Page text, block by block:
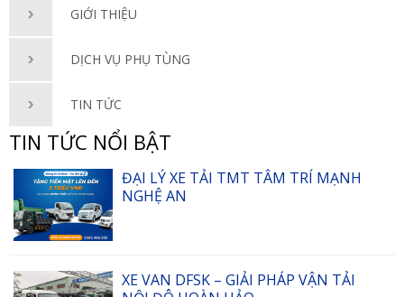
GIỚI THIỆU
DỊCH VỤ PHỤ TÙNG
TIN TỨC
TIN TỨC NỔI BẬT
ĐẠI LÝ XE TẢI TMT TÂM TRÍ MẠNH
NGHỆ AN
XE VAN DFSK – GIẢI PHÁP VẬN TẢI